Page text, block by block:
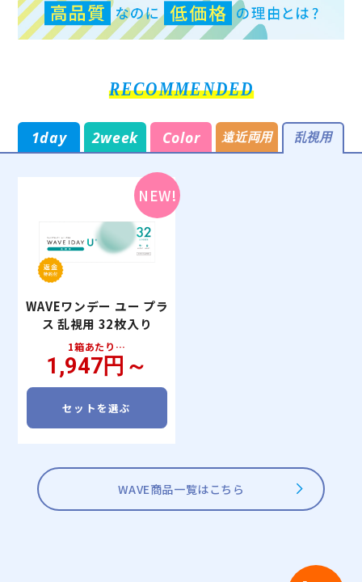
RECOMMENDED
1day 2week Color 遠近両用 乱視用
WAVEワンデー プレミア
ム 90枚入り
30枚あたり…
1,860円～
セットを選ぶ
WAVE 2ウィーク エアス
リム plus
1箱あたり…
1,390円～
セットを選ぶ
WAVEワンデー UV リング
plus フラワーコレクショ
ン リリーベール 30枚入
り
セットを選ぶ セットを選ぶ
WAVEワンデー ユー プラ
ス 遠近両用 32枚入り
1箱あたり…
2,236円～
セットを選ぶ
WAVEワンデー ユー プラ
ス 乱視用 32枚入り
1箱あたり…
1,947円～
セットを選ぶ
WAVE商品一覧はこちら